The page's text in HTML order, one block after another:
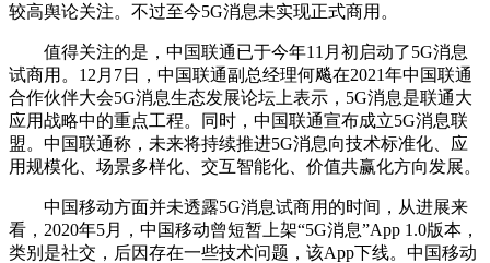
较高舆论关注。不过至今5G消息未实现正式商用。
值得关注的是，中国联通已于今年11月初启动了5G消息
试商用。12月7日，中国联通副总经理何飚在2021年中国联通
合作伙伴大会5G消息生态发展论坛上表示，5G消息是联通大
应用战略中的重点工程。同时，中国联通宣布成立5G消息联
盟。中国联通称，未来将持续推进5G消息向技术标准化、应
用规模化、场景多样化、交互智能化、价值共赢化方向发展。
中国移动方面并未透露5G消息试商用的时间，从进展来
看，2020年5月，中国移动曾短暂上架“5G消息”App 1.0版本，
类别是社交，后因存在一些技术问题，该App下线。中国移动